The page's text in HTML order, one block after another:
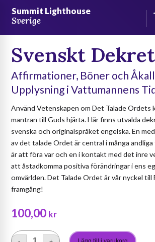
Summit Lighthouse
Sverige
Böcker Häften på svenska
Svenskt
Affirmationer, Böner och
Upplysning i Vattumannens
Använd Vetenskapen om Det Talade Ordets
mantran till Guds hjärta. Här finns utvalda
svenska och originalspråket engelska. En
av det talade Ordet är central i många
är att föra var och en i kontakt med det inre
att åstadkomma positiva förändringar i ens
omvärlden. Det Talade Ordet är vår nyckel till
framgång!
100,00 kr